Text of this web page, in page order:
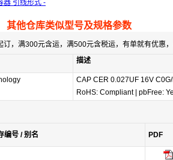
器 引线形式 -
其他仓库类似型号及规格参数
，满300元含运，满500元含税运，有单就有优惠
描述
CAP CER 0.027UF 16V
RoHS: Compliant pbFree:
编号 / 别名 PDF